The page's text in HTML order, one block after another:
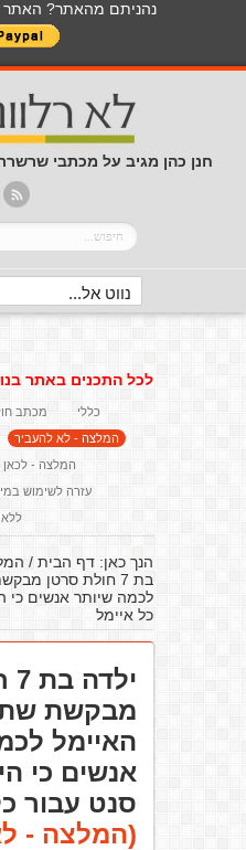
נהניתם מהאתר? האתר
חנן כהן מגיב על מכתבי שרשרת
לכל התכנים באתר
כללי מכתב
המלצה - לא להעביר
המלצה - לכאן
עזרה לשימוש
הנך כאן:דף הבית /
בת 7 חולת סרטן
כל איימל
מבקשת
האיימל
סנט עבור
(המלצה -